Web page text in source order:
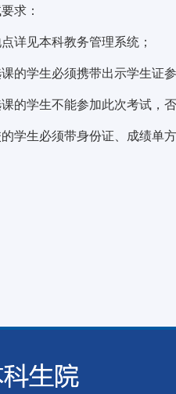
求：
详见本科教务管理系统；
的学生必须携带出示学生证
的学生不能参加此次考试，否
学生必须带身份证、成绩单方